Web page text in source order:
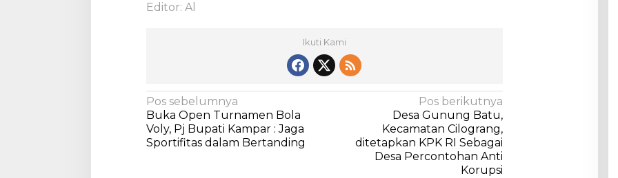
n
s
a
b
Editor: Al
Ikuti Kami
N
a
v
Pos sebelumnya
Buka Open Turnamen Bola
Voly, Pj Bupati Kampar : Jaga
Sportifitas dalam Bertanding
Pos berikutnya
Desa Gunung Batu,
Kecamatan Cilograng,
ditetapkan KPK RI Sebagai
Desa Percontohan Anti
Korupsi